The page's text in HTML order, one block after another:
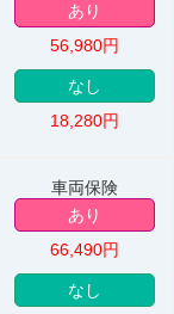
あり
56,980円
なし
18,280円
車両保険
あり
66,490円
なし